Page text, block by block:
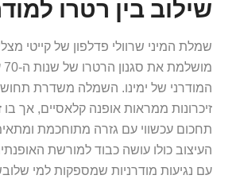
שילוב בין רטרו
שמלת המיני שרוולי פדלפון של קייטי
המודרני של ימינו. השמלה משדרת
זיכרונות ממראות אופנה קלאסיים, אך
תחכום עכשווי עם גזרה מתוחכמת
העיצוב כולו עושה כבוד למורשת
עם נגיעות מודרניות שמספקות למי